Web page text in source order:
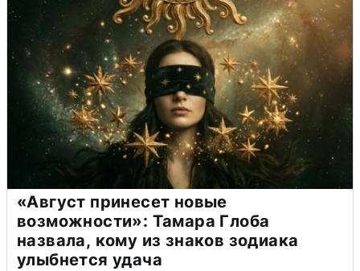
«Август принесет новые
возможности»: Тамара Глоба
назвала, кому из знаков зодиака
улыбнется удача